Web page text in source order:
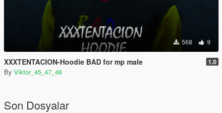
568 9
XXXTENTACION-Hoodie BAD for mp male 1.0
By Viktor_45_47_48
Son Dosyalar